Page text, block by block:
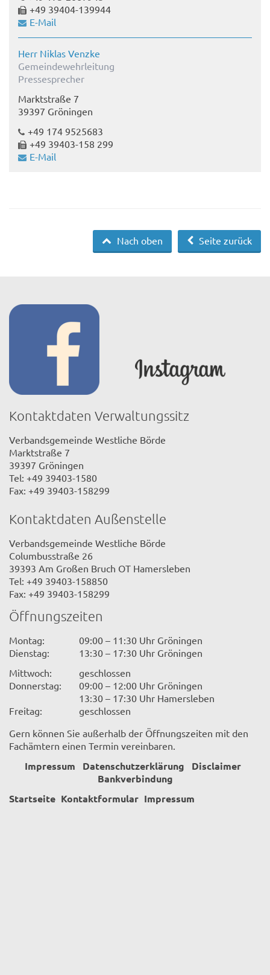
+49 39404-139944
E-Mail
Herr Niklas Venzke
Gemeindewehrleitung
Pressesprecher
Marktstraße 7
39397 Gröningen
+49 174 9525683
+49 39403-158 299
E-Mail
Seite zurück
Nach oben
Kontaktdaten Verwaltungssitz
Verbandsgemeinde Westliche Börde
Marktstraße 7
39397 Gröningen
Tel: +49 39403-1580
Fax: +49 39403-158299
Kontaktdaten Außenstelle
Verbandsgemeinde Westliche Börde
Columbusstraße 26
39393 Am Großen Bruch OT Hamersleben
Tel: +49 39403-158850
Fax: +49 39403-158299
Öffnungszeiten
Montag:
09:00 – 11:30 Uhr Gröningen
Dienstag:
13:30 – 17:30 Uhr Gröningen
Mittwoch:
geschlossen
Donnerstag:
09:00 – 12:00 Uhr Gröningen
13:30 – 17:30 Uhr Hamersleben
Freitag:
geschlossen
Gern können Sie außerhalb der Öffnungszeiten mit den
Fachämtern einen Termin vereinbaren.
Impressum Datenschutzerklärung
Disclaimer
Bankverbindung
Startseite Kontaktformular Impressum